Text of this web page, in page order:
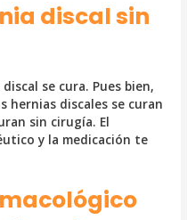
discal sin
se cura. Pues bien,
hernias discales se curan
sin cirugía. El
y la medicación te